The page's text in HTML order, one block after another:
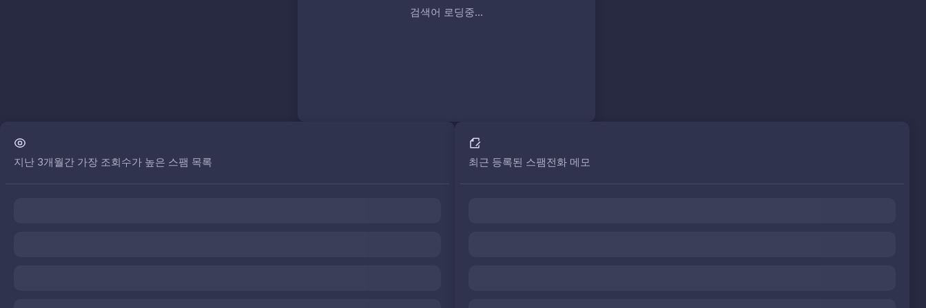
검색어 로딩중...
지난 3개월간 가장 조회수가 높은 스팸 목록 최근 등록된 스팸전화 메모